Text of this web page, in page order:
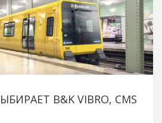
B&K VIBRO, CMS